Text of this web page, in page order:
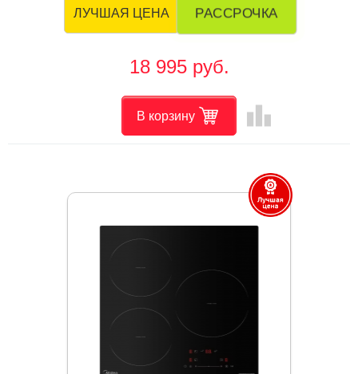
ЛУЧШАЯ ЦЕНА РАССРОЧКА
18 995 руб.
В корзину leaderboard